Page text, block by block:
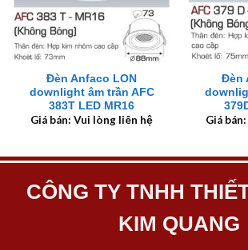
Đèn Anfaco LON
downlight âm trần AFC
383T LED MR16
Giá bán: Vui lòng liên hệ
Đèn
Giá
CÔNG TY TNHH
KIM QUANG